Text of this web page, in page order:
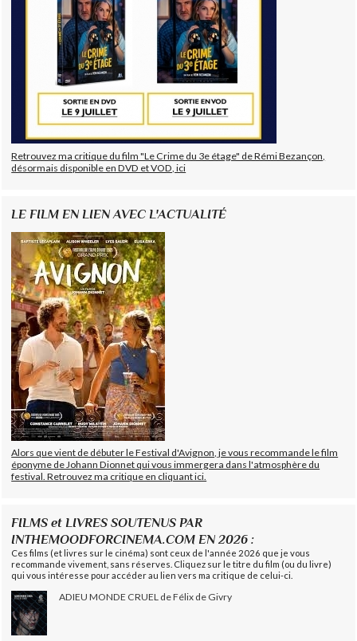
Retrouvez ma critique du film "Le Crime du 3e étage" de Rémi Bezançon,
désormais disponible en DVD et VOD, ici
LE FILM EN LIEN AVEC L'ACTUALITÉ
Alors que vient de débuter le Festival d'Avignon, je vous recommande le film
éponyme de Johann Dionnet qui vous immergera dans l'atmosphère du
festival. Retrouvez ma critique en cliquant ici.
FILMS et LIVRES SOUTENUS PAR
INTHEMOODFORCINEMA.COM EN 2026 :
Ces films (et livres sur le cinéma) sont ceux de l'année 2026 que je vous
recommande vivement, sans réserves. Cliquez sur le titre du film (ou du livre)
qui vous intéresse pour accéder au lien vers ma critique de celui-ci.
ADIEU MONDE CRUEL de Félix de Givry